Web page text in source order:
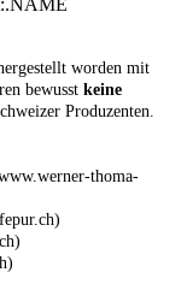
worden mit
bewusst keine
Produzenten.
thoma-